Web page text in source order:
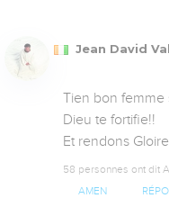
Jean David
Tien bon
Dieu te fortifie!!
Et rendons
58 personnes ont dit
AMEN